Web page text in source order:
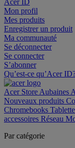
Acer ID
Mon profil
Mes produits
Enregistrer un produit
Ma communauté
Se déconnecter
Se connecter
S’abonner
Qu’est-ce qu’Acer
Acer Store Aubaines
Nouveaux produits
Chromebooks
accessoires Réseau
Par catégorie